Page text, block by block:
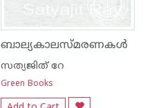
ബാല്യകാലസ്മരണകള്‍
സത്യജിത് റേ
Green Books